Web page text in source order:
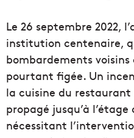
Le 26 septembre 2022,
institution centenaire,
bombardements voisins
pourtant figée. Un
la cuisine du
propagé jusqu’à
nécessitant